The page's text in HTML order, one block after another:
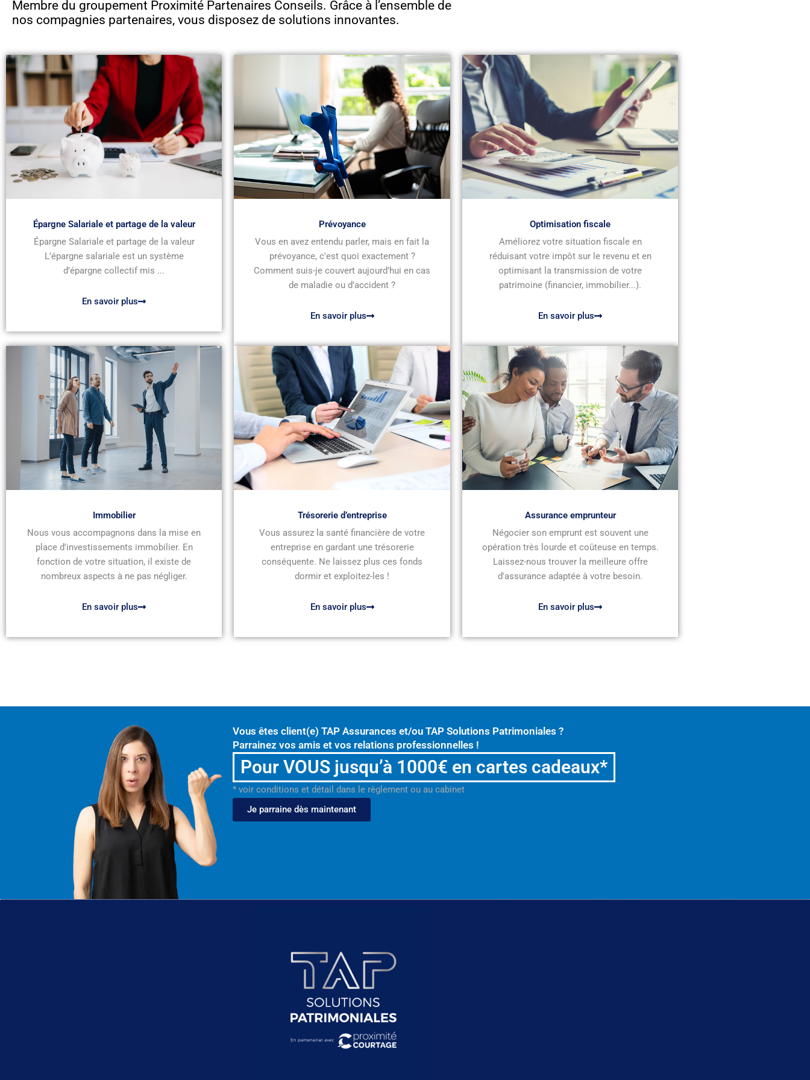
Membre du groupement Proximité Partenaires Conseils. Grâce à l’ensemble de
nos compagnies partenaires, vous disposez de solutions innovantes.
Épargne Salariale et partage de la valeur
Épargne Salariale et partage de la valeur
L’épargne salariale est un système
d’épargne collectif mis ...
En savoir plus
Prévoyance
Vous en avez entendu parler, mais en fait la
prévoyance, c'est quoi exactement ?
Comment suis-je couvert aujourd’hui en cas
de maladie ou d’accident ?
En savoir plus
Optimisation fiscale
Améliorez votre situation fiscale en
réduisant votre impôt sur le revenu et en
optimisant la transmission de votre
patrimoine (financier, immobilier...).
En savoir plus
Immobilier
Nous vous accompagnons dans la mise en
place d'investissements immobilier. En
fonction de votre situation, il existe de
nombreux aspects à ne pas négliger.
En savoir plus
Trésorerie d’entreprise
Vous assurez la santé financière de votre
entreprise en gardant une trésorerie
conséquente. Ne laissez plus ces fonds
dormir et exploitez-les !
En savoir plus
Assurance emprunteur
Négocier son emprunt est souvent une
opération très lourde et coûteuse en temps.
Laissez-nous trouver la meilleure offre
d'assurance adaptée à votre besoin.
En savoir plus
Vous êtes client(e) TAP Assurances et/ou TAP Solutions Patrimoniales ?
Parrainez vos amis et vos relations professionnelles !
Pour VOUS jusqu’à 1000€ en cartes cadeaux*
* voir conditions et détail dans le règlement ou au cabinet
Je parraine dès maintenant